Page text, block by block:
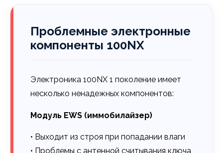
Проблемные электронные
компоненты 100NX
Электроника 100NX 1 поколение имеет
несколько ненадежных компонентов:
Модуль EWS (иммобилайзер)
• Выходит из строя при попадании влаги
• Проблемы с антенной считывания ключа